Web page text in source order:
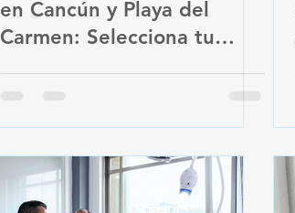
en Cancún y Playa del
Carmen: Selecciona tu